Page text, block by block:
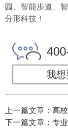
园、智能步道、
分形科技！
我
上一篇文章：高
下一篇文章：专